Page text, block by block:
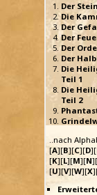
Der
Die
Der
Der
Der
Der
Die
Teil 1
Die
Teil 2
..nach
[A][B][C][D][
[K][L][M][N][
[U][V][W][X